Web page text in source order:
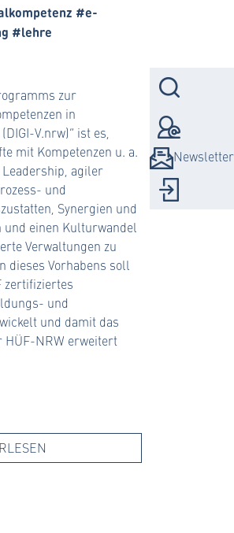
#e-
#lehre
zur
in
V.nrw)“ ist es,
mit Kompetenzen u. a.
agiler
und
Synergien und
und einen Kulturwandel
Verwaltungen zu
dieses Vorhabens soll
zertifiziertes
und
und damit das
HÜF-NRW erweitert
Newsletter